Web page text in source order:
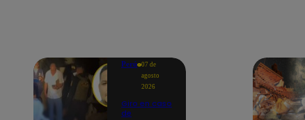
Perú 07 de
agosto
2026
Giro en caso
de